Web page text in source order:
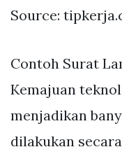
Source:
Contoh Surat
Kemajuan
menjadikan
dilakukan